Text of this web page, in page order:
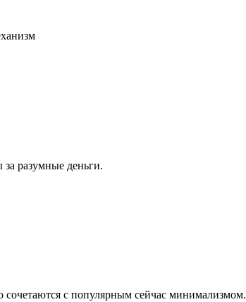
разумные деньги.
с популярным сейчас минимализмом.